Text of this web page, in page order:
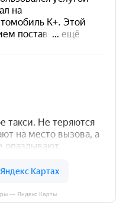
— Яндекс Карты